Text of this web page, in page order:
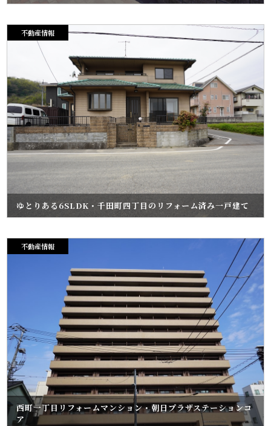
不動産情報
ゆとりある6SLDK・千田町四丁目のリフォーム済み一戸建て
不動産情報
西町一丁目リフォームマンション・朝日プラザステーションコ
ア